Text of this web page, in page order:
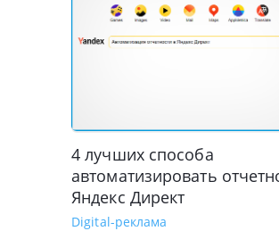
4 лучших способа
автоматизировать
Яндекс Директ
Digital-реклама